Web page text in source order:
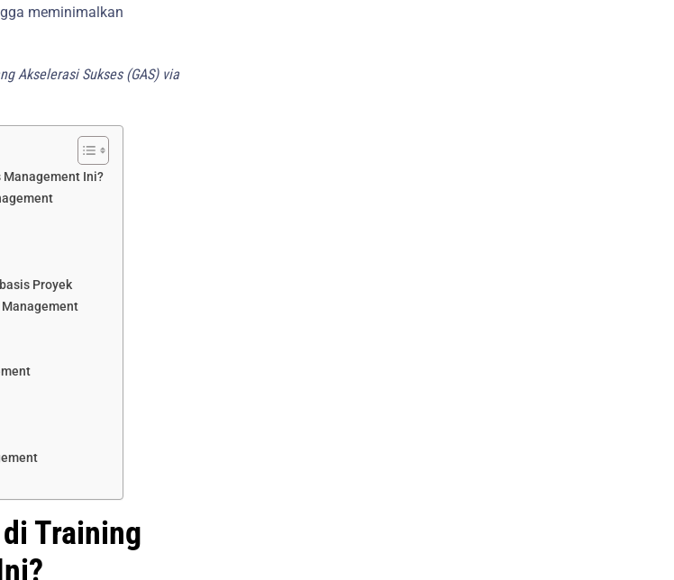
meminimalkan
Akselerasi Sukses (GAS) via
Management Ini?
Proyek
Management
Training